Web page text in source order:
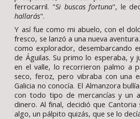
ferrocarril. "Si buscas fortuna", le
hallarás".
Y así fue como mi abuelo, con el
fresco, se lanzó a una nueva
como explorador, desembarcando
de Águilas. Su primo lo esperaba, y
en el valle, lo recorrieron palmo a
seco, feroz, pero vibraba con una
Galicia no conocía. El Almanzora
con todo tipo de mercancías y un
dinero. Al final, decidió que Cantoria
algo, un pálpito quizás, que se lo